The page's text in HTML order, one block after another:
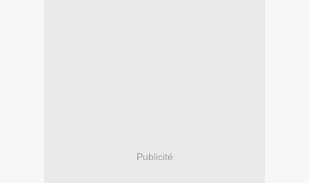
Publicité